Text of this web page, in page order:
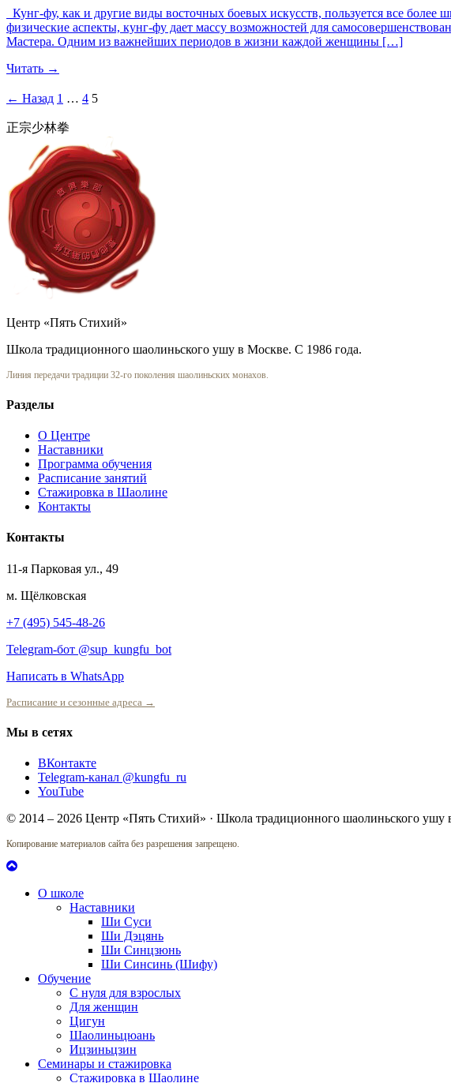
Кунг-фу, как и другие виды восточных боевых искусств, пользуется все
физические аспекты, кунг-фу дает массу возможностей для
Мастера. Одним из важнейших периодов в жизни каждой женщины […]
Читать →
← Назад 1 … 4 5
正宗少林拳
Центр «Пять Стихий»
Школа традиционного шаолиньского ушу в Москве. С 1986 года.
Линия передачи традиции 32-го поколения шаолиньских монахов.
Разделы
О Центре
Наставники
Программа обучения
Расписание занятий
Стажировка в Шаолине
Контакты
Контакты
11-я Парковая ул., 49
м. Щёлковская
+7 (495) 545-48-26
Telegram-бот @sup_kungfu_bot
Написать в WhatsApp
Расписание и сезонные адреса →
Мы в сетях
ВКонтакте
Telegram-канал @kungfu_ru
YouTube
© 2014 – 2026 Центр «Пять Стихий» · Школа традиционного шаолиньского ушу
Копирование материалов сайта без разрешения запрещено.
О школе
Наставники
Ши Суси
Ши Дэцянь
Ши Синцзюнь
Ши Синсинь (Шифу)
Обучение
С нуля для взрослых
Для женщин
Цигун
Шаолиньцюань
Ицзиньцзин
Семинары и стажировка
Стажировка в Шаолине